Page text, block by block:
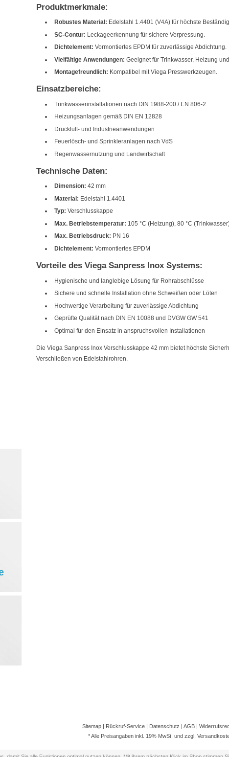
Produktmerkmale:
Robustes Material: Edelstahl 1.4401 (V4A) für höchste
SC-Contur: Leckageerkennung für sichere Verpressung.
Dichtelement: Vormontiertes EPDM für zuverlässige Abdichtung.
Vielfältige Anwendungen: Geeignet für Trinkwasser, Heizung
Montagefreundlich: Kompatibel mit Viega Presswerkzeugen.
Einsatzbereiche:
Trinkwasserinstallationen nach DIN 1988-200 / EN 806-2
Heizungsanlagen gemäß DIN EN 12828
Druckluft- und Industrieanwendungen
Feuerlösch- und Sprinkleranlagen nach VdS
Regenwassernutzung und Landwirtschaft
Technische Daten:
Dimension: 42 mm
Material: Edelstahl 1.4401
Typ: Verschlusskappe
Max. Betriebstemperatur: 105 °C (Heizung), 80 °C
Max. Betriebsdruck: PN 16
Dichtelement: Vormontiertes EPDM
Vorteile des Viega Sanpress Inox Systems:
Hygienische und langlebige Lösung für Rohrabschlüsse
Sichere und schnelle Installation ohne Schweißen oder Löten
Hochwertige Verarbeitung für zuverlässige Abdichtung
Geprüfte Qualität nach DIN EN 10088 und DVGW GW 541
Optimal für den Einsatz in anspruchsvollen Installationen
Die Viega Sanpress Inox Verschlusskappe 42 mm bietet höchste
Verschließen von Edelstahlrohren.
Sitemap| Rückruf-Service| Datenschutz | AGB|
* Alle Preisangaben inkl. 19% MwSt. und zzgl.